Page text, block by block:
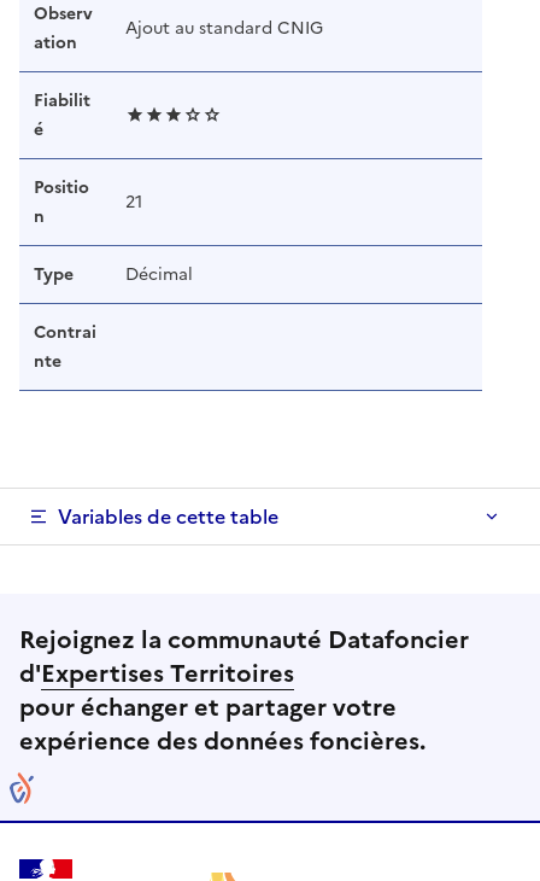
Observ
ation
Ajout au standard CNIG
Fiabilit
é
Positio
n
21
Type Décimal
Contrai
nte
Variables de cette table
Rejoignez la communauté Datafoncier
d'Expertises Territoires
pour échanger et partager votre
expérience des données foncières.